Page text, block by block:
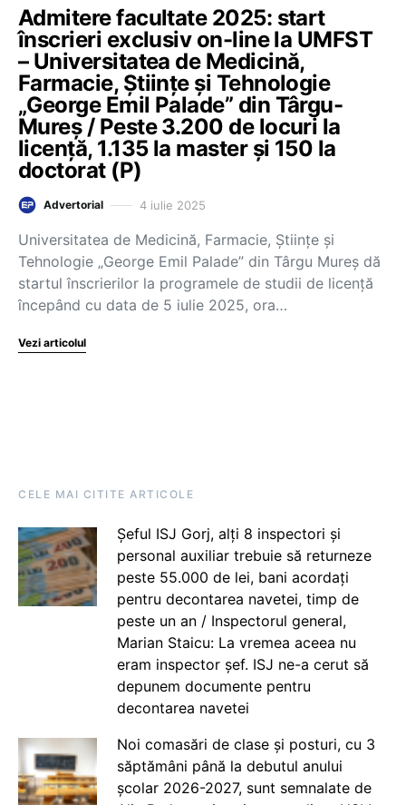
Admitere facultate 2025: start
înscrieri exclusiv on-line la UMFST
– Universitatea de Medicină,
Farmacie, Științe și Tehnologie
„George Emil Palade” din Târgu-
Mureș / Peste 3.200 de locuri la
licență, 1.135 la master și 150 la
doctorat (P)
Advertorial 4 iulie 2025
Universitatea de Medicină, Farmacie, Științe și
Tehnologie „George Emil Palade” din Târgu Mureș dă
startul înscrierilor la programele de studii de licență
începând cu data de 5 iulie 2025, ora…
Vezi articolul
CELE MAI CITITE ARTICOLE
Șeful ISJ Gorj, alți 8 inspectori și
personal auxiliar trebuie să returneze
peste 55.000 de lei, bani acordați
pentru decontarea navetei, timp de
peste un an / Inspectorul general,
Marian Staicu: La vremea aceea nu
eram inspector șef. ISJ ne-a cerut să
depunem documente pentru
decontarea navetei
Noi comasări de clase și posturi, cu 3
săptămâni până la debutul anului
școlar 2026-2027, sunt semnalate de